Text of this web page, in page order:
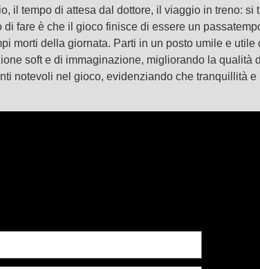
il tempo di attesa dal dottore, il viaggio in treno:
fare è che il gioco finisce di essere un
morti della giornata. Parti in un posto umile e
soft e di immaginazione, migliorando la
notevoli nel gioco, evidenziando che